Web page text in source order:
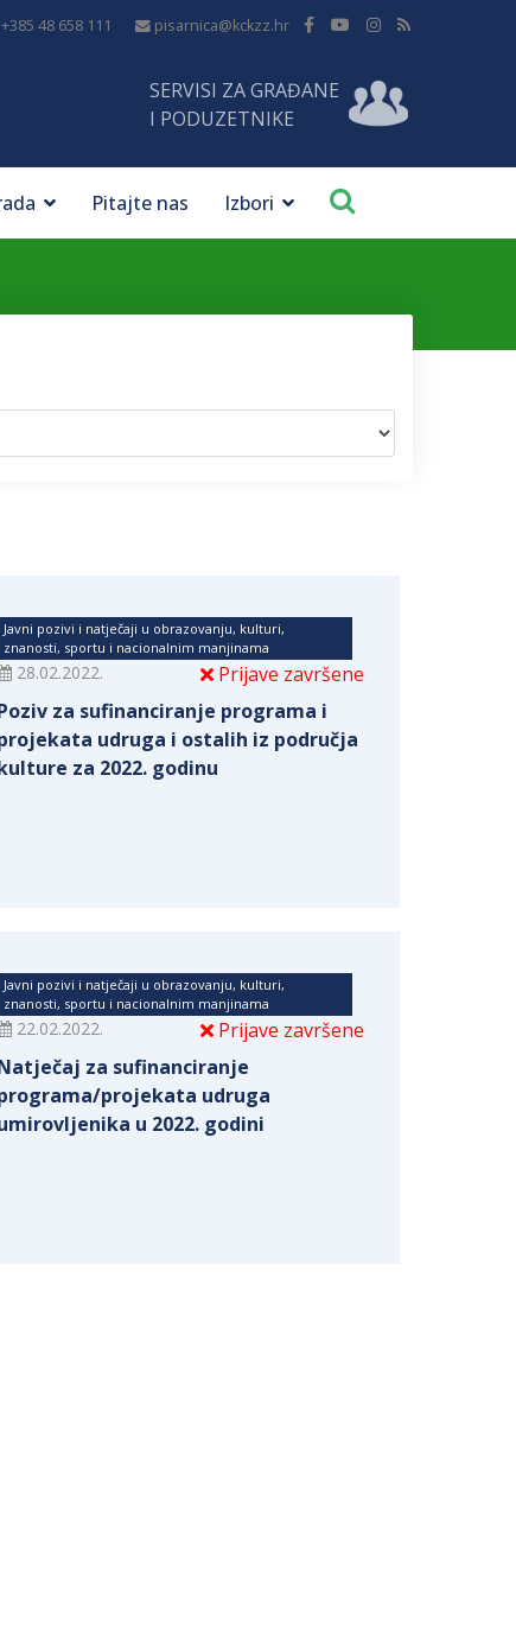
+385 48 658 111 pisarnica@kckzz.hr
SERVISI ZA GRAĐANE
I PODUZETNIKE
Pitajte nas Izbori
Javni pozivi i natječaji u obrazovanju, kulturi,
znanosti, sportu i nacionalnim manjinama
Prijave završene
28.02.2022.
za sufinanciranje programa i
udruga i ostalih iz područja
za 2022. godinu
Javni pozivi i natječaji u obrazovanju, kulturi,
znanosti, sportu i nacionalnim manjinama
Prijave završene
22.02.2022.
za sufinanciranje
projekata udruga
u 2022. godini